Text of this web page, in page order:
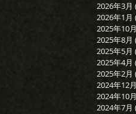
2026年3月
2026年1月
2025年10月
2025年8月
2025年5月
2025年4月
2025年2月
2024年12月
2024年10月
2024年7月